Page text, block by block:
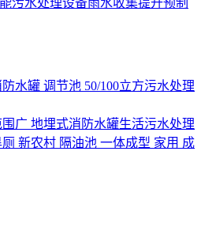
污水处理设备雨水收集提升预制
水罐 调节池 50/100立方污水处理
广 地埋式消防水罐生活污水处理
新农村 隔油池 一体成型 家用 成